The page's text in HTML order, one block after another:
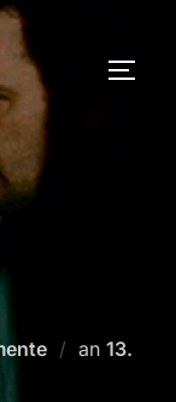
an 13.